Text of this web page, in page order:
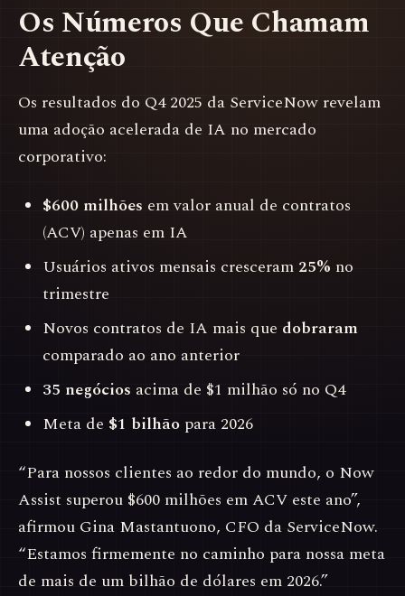
Os Números Que Chamam
Atenção
Os resultados do Q4 2025 da ServiceNow revelam
uma adoção acelerada de IA no mercado
corporativo:
$600 milhões em valor anual de contratos
(ACV) apenas em IA
Usuários ativos mensais cresceram 25% no
trimestre
Novos contratos de IA mais que dobraram
comparado ao ano anterior
35 negócios acima de $1 milhão só no Q4
Meta de $1 bilhão para 2026
“Para nossos clientes ao redor do mundo, o Now
Assist superou $600 milhões em ACV este ano”,
afirmou Gina Mastantuono, CFO da ServiceNow.
“Estamos firmemente no caminho para nossa meta
de mais de um bilhão de dólares em 2026.”